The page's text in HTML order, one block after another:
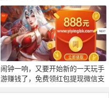
闹钟一响，又要开始新的一天玩手
游赚钱了，免费领红包提现微信支